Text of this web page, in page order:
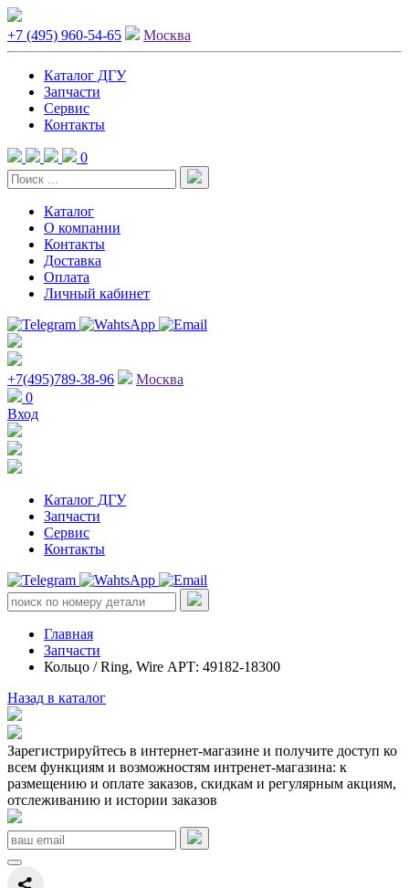
+7 (495) 960-54-65 Москва
Каталог ДГУ
Запчасти
Сервис
Контакты
0
Каталог
О компании
Контакты
Доставка
Оплата
Личный кабинет
+7(495)789-38-96
Москва
0
Вход
Каталог ДГУ
Запчасти
Сервис
Контакты
Главная
Запчасти
Кольцо / Ring, Wire АРТ: 49182-18300
Назад в каталог
Зарегистрируйтесь в интернет-магазине и получите доступ ко
всем функциям и возможностям интренет-магазина: к
размещению и оплате заказов, скидкам и регулярным акциям,
отслеживанию и истории заказов